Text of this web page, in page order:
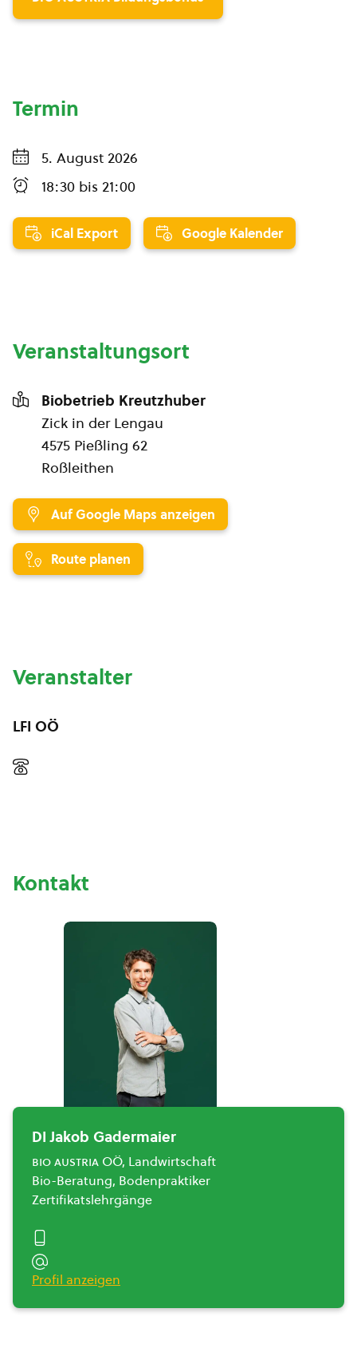
Termin
5. August 2026
18:30 bis 21:00
iCal Export Google Kalender
Veranstaltungsort
Biobetrieb Kreutzhuber
Zick in der Lengau
4575 Pießling 62
Roßleithen
Auf Google Maps anzeigen
Route planen
Veranstalter
LFI OÖ
Kontakt
DI Jakob Gadermaier
bio austria OÖ, Landwirtschaft
Bio-Beratung, Bodenpraktiker
Zertifikatslehrgänge
Profil anzeigen